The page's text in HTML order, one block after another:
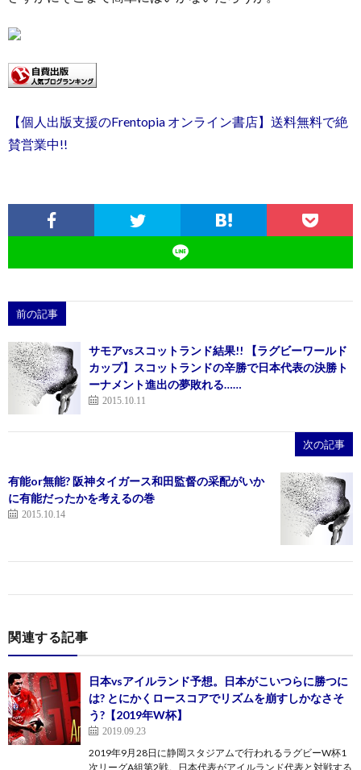
【個人出版支援のFrentopia オンライン書店】送料無料で絶
賛営業中!!
前の記事
サモアvsスコットランド結果!! 【ラグビーワールド
カップ】スコットランドの辛勝で日本代表の決勝ト
ーナメント進出の夢敗れる……
2015.10.11
次の記事
有能or無能? 阪神タイガース和田監督の采配がいか
に有能だったかを考えるの巻
2015.10.14
関連する記事
日本vsアイルランド予想。日本がこいつらに勝つに
は? とにかくロースコアでリズムを崩すしかなさそ
う?【2019年W杯】
2019.09.23
2019年9月28日に静岡スタジアムで行われるラグビーW杯1
次リーグA組第2戦。日本代表がアイルランド代表と対戦する